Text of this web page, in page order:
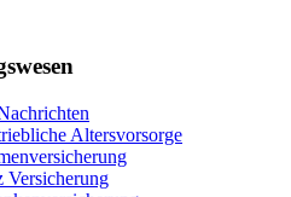
Altersvorsorge
Versicherung